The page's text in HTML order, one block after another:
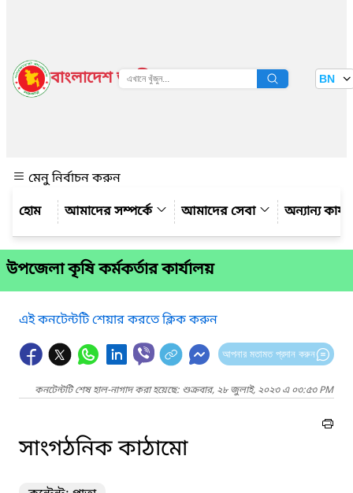
বাংলাদেশ জাতীয় তথ্য বাতায়ন BN
মেনু নির্বাচন করুন
আমাদের সম্পর্কে
আমাদের সেবা অন্যান্য
উপজেলা কৃষি কর্মকর্তার কার্যালয়
এই কনটেন্টটি শেয়ার করতে ক্লিক করুন
আপনার মতামত প্রদান করুন
কনটেন্টটি শেষ হাল-নাগাদ করা হয়েছে: শুক্রবার, ২৮ জুলাই, ২০২৩ এ ০৩:৫৩ PM
সাংগঠনিক কাঠামো